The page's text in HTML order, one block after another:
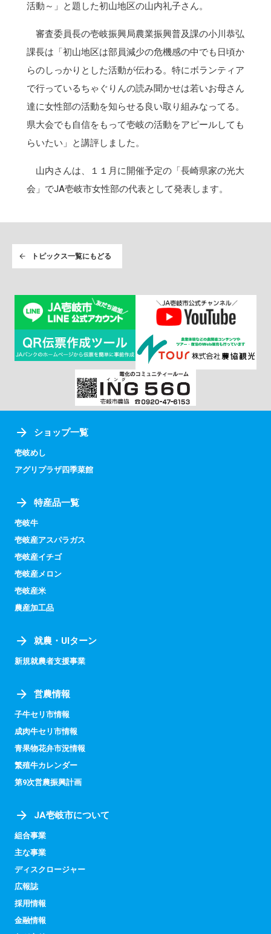
活動～」と題した初山地区の山内礼子さん。
審査委員長の壱岐振興局農業振興普及課の小川恭弘
課長は「初山地区は部員減少の危機感の中でも日頃か
らのしっかりとした活動が伝わる。特にボランティア
で行っているちゃぐりんの読み聞かせは若いお母さん
達に女性部の活動を知らせる良い取り組みなってる。
県大会でも自信をもって壱岐の活動をアピールしても
らいたい」と講評しました。
山内さんは、１１月に開催予定の「長崎県家の光大
会」でJA壱岐市女性部の代表として発表します。
トピックス一覧にもどる
ショップ一覧
壱岐めし
アグリプラザ四季菜館
特産品一覧
壱岐牛
壱岐産アスパラガス
壱岐産イチゴ
壱岐産メロン
壱岐産米
農産加工品
就農・UIターン
新規就農者支援事業
営農情報
子牛セリ市情報
成肉牛セリ市情報
青果物花弁市況情報
繁殖牛カレンダー
第9次営農振興計画
JA壱岐市について
組合事業
主な事業
ディスクロージャー
広報誌
採用情報
金融情報